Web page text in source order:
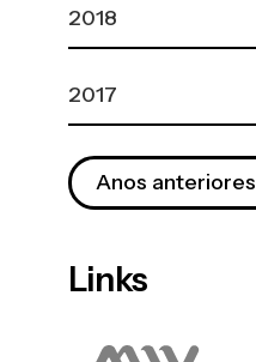
2018
2017
Anos anteriores
Links